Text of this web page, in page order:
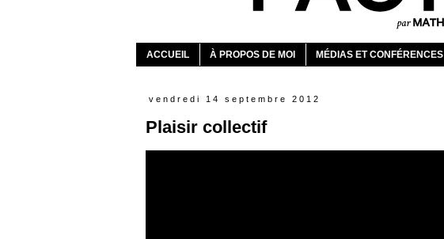
ACCUEIL À PROPOS DE MOI MÉDIAS ET CONFÉRENCES
vendredi 14 septembre 2012
Plaisir collectif